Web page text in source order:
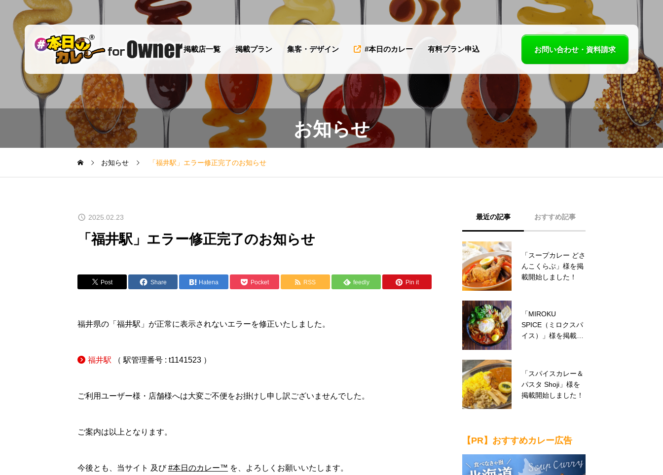
掲載店一覧 掲載プラン 集客・デザイン #本日のカレー 有料プラン申込 お問い合わせ・資料請求
「スープカレー ど
さんこくらぶ」様
を掲載開始しまし
「MIROKU
SPICE（ミロクス
パイス）」様を掲
「スパイスカレー
＆パスタ Shoji」様
を掲載開始しまし
「かばやんのカ
ー屋さん」様を
載開始しました
お知らせ
お知らせ 「福井駅」エラー修正完了のお知らせ
2025.02.23
「福井駅」エラー修正完了のお知らせ
Post Share Hatena Pocket RSS feedly Pin it
福井県の「福井駅」が正常に表示されないエラーを修正いたしました。
福井駅 （ 駅管理番号 : t1141523 ）
ご利用ユーザー様・店舗様へは大変ご不便をお掛けし申し訳ございませんでした。
ご案内は以上となります。
今後とも、当サイト 及び#本日のカレー™ を、よろしくお願いいたします。
最近の記事 おすすめ記事
「スープカレー どさ
んこくらぶ」様を掲
載開始しました！
「MIROKU
SPICE（ミロクスパ
イス）」様を掲載開
「スパイスカレー＆
パスタ Shoji」様を
掲載開始しました！
「MAJICURRY（マ
ジカレー） 神田神保
町店」様を掲載開始
「BOCCO
CURRY（ボッコカ
リー）」様を掲載開
「MOTOCURRY（
モトカレー）」様を
掲載開始しました！
【PR】おすすめカレー広告